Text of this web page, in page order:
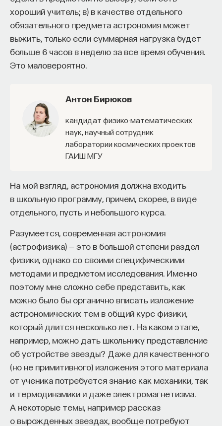
хороший учитель; в) в качестве отдельного
обязательного предмета астрономия может
выжить, только если суммарная нагрузка будет
больше 6 часов в неделю за все время обучения.
Это маловероятно.
Антон Бирюков
кандидат физико-математических
наук, научный сотрудник
лаборатории космических проектов
ГАИШ МГУ
На мой взгляд, астрономия должна входить
в школьную программу, причем, скорее, в виде
отдельного, пусть и небольшого курса.
Разумеется, современная астрономия
(астрофизика) — это в большой степени раздел
физики, однако со своими специфическими
методами и предметом исследования. Именно
поэтому мне сложно себе представить, как
можно было бы органично вписать изложение
астрономических тем в общий курс физики,
который длится несколько лет. На каком этапе,
например, можно дать школьнику представление
об устройстве звезды? Даже для качественного
(но не примитивного) изложения этого материала
от ученика потребуется знание как механики, так
и термодинамики и даже электромагнетизма.
А некоторые темы, например рассказ
о вырожденных звездах, вообще потребуют
оно формируется. Нам долго казалось, что
преподаватель может просто хорошо и логично
изложить материал, а студент — зафиксировать
его и затем воспроизвести. Но самый важный
момент происходит потом, когда человек
и пытается что-то с ним сделать. И получается,
что настоящее образование происходит
не в аудитории, а за ее пределами».
ИИ полезен не как костыль, а как
сложный собеседник
«Мы не наказываем студентов за использование
ИИ, потому что сам факт его использования еще
ничего не объясняет. Важно не то, что студент
Если воспринимать ИИ просто как помощника,
ресурс или способ сэкономить усилия, студенты
чаще всего лишь снижают когнитивную
нагрузку — а университет вообще не для этого
создан. Они некритично делегируют агенту
самые разные задачи и переносят в эту
коммуникацию далеко не лучшие привычки.
Но если использовать ИИ как сложного
собеседника, который заставляет уточнять
основания, спорить и продумывать собственную
позицию, тогда студент действительно
продвигается. Решающее значение имеет
не объем общения и не тип задания, а характер
самой коммуникации».